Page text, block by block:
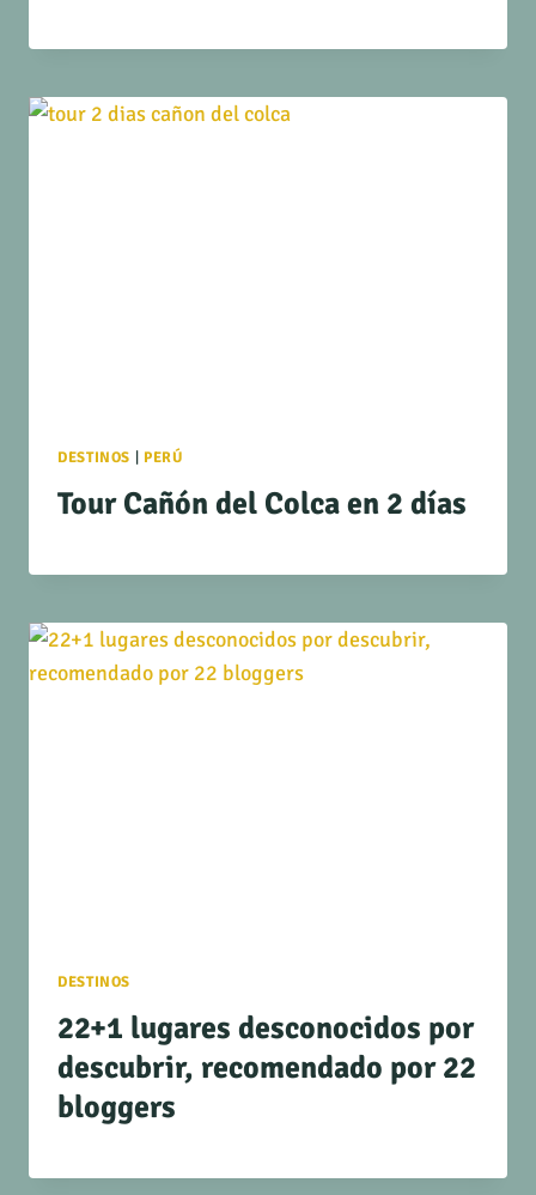
DESTINOS | PERÚ
Tour Cañón del Colca en 2 días
DESTINOS
22+1 lugares desconocidos por
descubrir, recomendado por 22
bloggers